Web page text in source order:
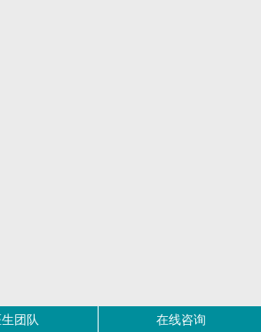
生团队 在线咨询